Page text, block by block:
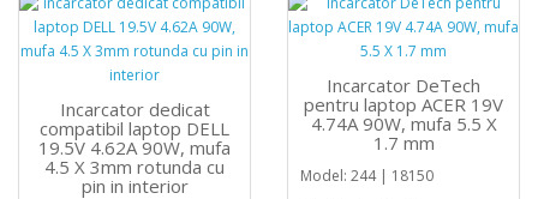
Incarcator dedicat
compatibil laptop DELL
19.5V 4.62A 90W, mufa
4.5 X 3mm rotunda cu
pin in interior
Incarcator DeTech
pentru laptop ACER 19V
4.74A 90W, mufa 5.5 X
1.7 mm
Model: 244 | 18150